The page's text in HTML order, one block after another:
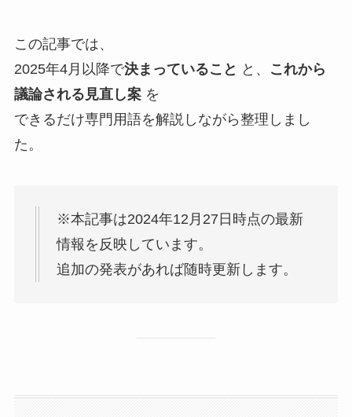
この記事では、
2025年4月以降で決まっていること と、
これから
議論される見直し案を
できるだけ専門用語を解説しながら整理しまし
た。
※本記事は2024年12月27日時点の最新
情報を反映しています。
追加の発表があれば随時更新します。